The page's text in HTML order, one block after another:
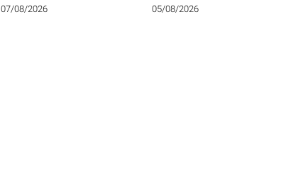
contra la Ley de Propiedad
07/08/2026
tierras de Milei
05/08/2026